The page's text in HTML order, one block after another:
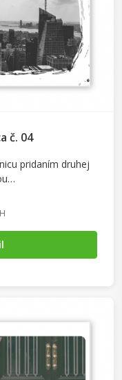
č. 04
pridaním druhej